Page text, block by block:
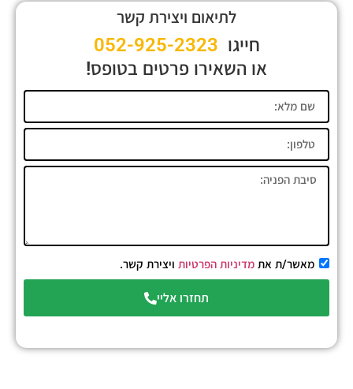
לתיאום ויצירת קשר
חייגו 052-925-2323
או השאירו פרטים בטופס!
מאשר/ת את מדיניות הפרטיות ויצירת קשר.
תחזרו אליי